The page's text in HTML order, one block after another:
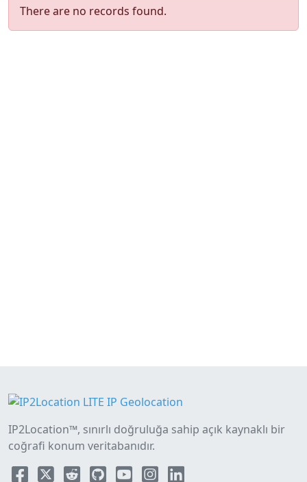
There are no records found.
IP2Location™, sınırlı doğruluğa sahip açık kaynaklı bir
coğrafi konum veritabanıdır.